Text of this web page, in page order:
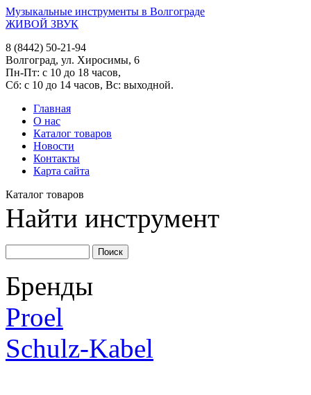
Музыкальные инструменты в Волгограде
ЖИВОЙ ЗВУК
8 (8442) 50-21-94
Волгоград, ул. Хиросимы, 6
Пн-Пт: с 10 до 18 часов,
Сб: с 10 до 14 часов, Вс: выходной.
Главная
О нас
Каталог товаров
Новости
Контакты
Карта сайта
Каталог товаров
Найти инструмент
Бренды
Proel
Schulz-Kabel